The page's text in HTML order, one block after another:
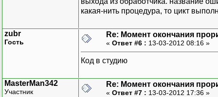
какая-нить процедура, то цикт
zubr
Гость
Re: Момент окончания
« Ответ #6 : 13-03-2012 08:16 »
Код в студию
MasterMan342
Участник
Re: Момент окончания
« Ответ #7 : 13-03-2012 17:36 »